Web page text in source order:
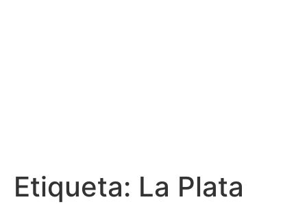
Etiqueta: La Plata